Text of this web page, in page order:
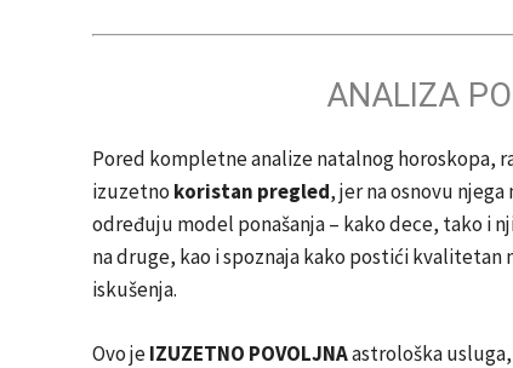
ANALIZA
Pored kompletne analize natalnog horoskopa,
izuzetno koristan pregled, jer na osnovu
određuju model ponašanja – kako dece, tako i
na druge, kao i spoznaja kako postići
iskušenja.
Ovo jeIZUZETNO POVOLJNAastrološka